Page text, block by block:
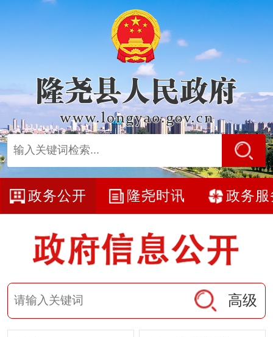
政务公开 隆尧时讯 政务服
高级